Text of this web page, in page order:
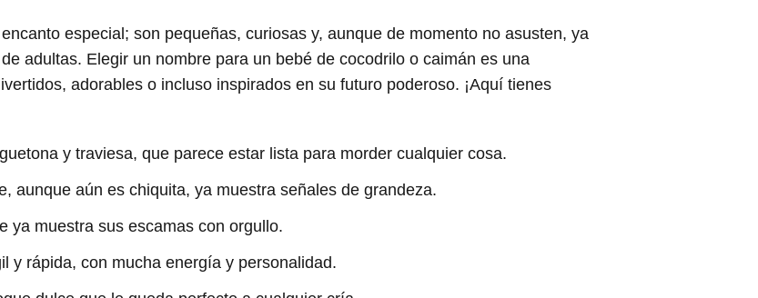
especial; son pequeñas, curiosas y, aunque de momento no asusten, ya
adultas. Elegir un nombre para un bebé de cocodrilo o caimán es una
adorables o incluso inspirados en su futuro poderoso. ¡Aquí tienes
y traviesa, que parece estar lista para morder cualquier cosa.
aunque aún es chiquita, ya muestra señales de grandeza.
ya muestra sus escamas con orgullo.
y rápida, con mucha energía y personalidad.